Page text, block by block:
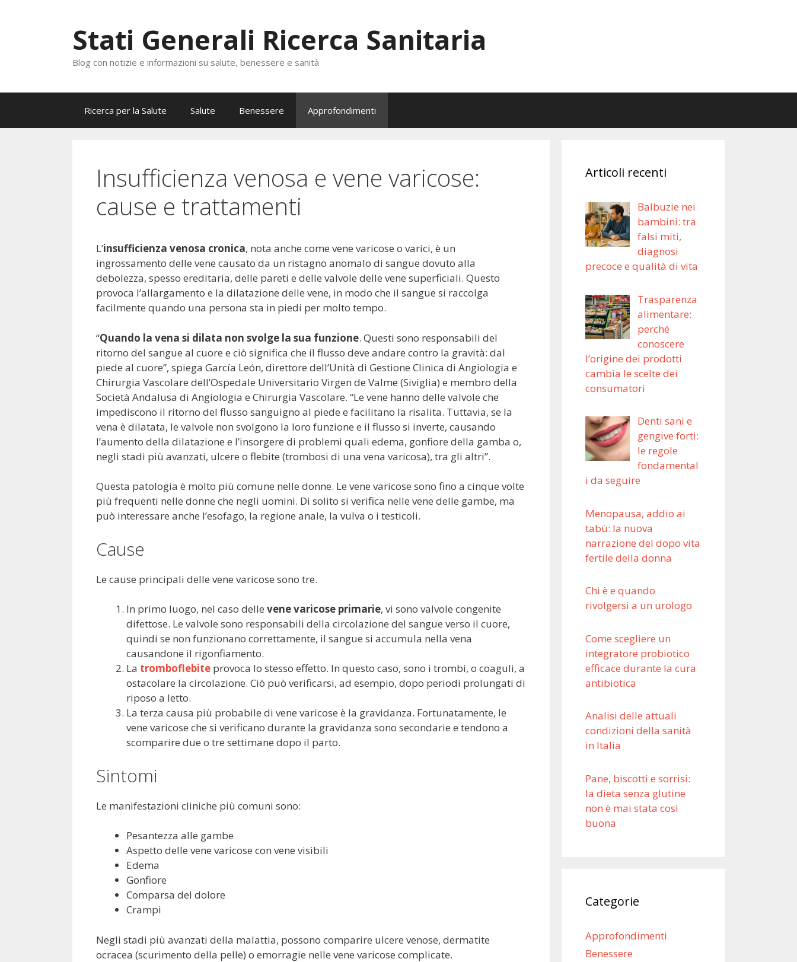
Stati Generali Ricerca Sanitaria
Blog con notizie e informazioni su salute, benessere e sanità
Ricerca per la Salute Salute Benessere Approfondimenti
Insufficienza venosa e vene varicose:
cause e trattamenti
L’insufficienza venosa cronica, nota anche come vene varicose o varici, è un
ingrossamento delle vene causato da un ristagno anomalo di sangue dovuto alla
debolezza, spesso ereditaria, delle pareti e delle valvole delle vene superficiali. Questo
provoca l’allargamento e la dilatazione delle vene, in modo che il sangue si raccolga
facilmente quando una persona sta in piedi per molto tempo.
“Quando la vena si dilata non svolge la sua funzione. Questi sono responsabili del
ritorno del sangue al cuore e ciò significa che il flusso deve andare contro la gravità: dal
piede al cuore”, spiega García León, direttore dell’Unità di Gestione Clinica di Angiologia e
Chirurgia Vascolare dell’Ospedale Universitario Virgen de Valme (Siviglia) e membro della
Società Andalusa di Angiologia e Chirurgia Vascolare. “Le vene hanno delle valvole che
impediscono il ritorno del flusso sanguigno al piede e facilitano la risalita. Tuttavia, se la
vena è dilatata, le valvole non svolgono la loro funzione e il flusso si inverte, causando
l’aumento della dilatazione e l’insorgere di problemi quali edema, gonfiore della gamba o,
negli stadi più avanzati, ulcere o flebite (trombosi di una vena varicosa), tra gli altri”.
Questa patologia è molto più comune nelle donne. Le vene varicose sono fino a cinque volte
più frequenti nelle donne che negli uomini. Di solito si verifica nelle vene delle gambe, ma
può interessare anche l’esofago, la regione anale, la vulva o i testicoli.
Cause
Le cause principali delle vene varicose sono tre.
In primo luogo, nel caso delle vene varicose primarie, vi sono valvole congenite
difettose. Le valvole sono responsabili della circolazione del sangue verso il cuore,
quindi se non funzionano correttamente, il sangue si accumula nella vena
causandone il rigonfiamento.
La tromboflebite provoca lo stesso effetto. In questo caso, sono i trombi, o coaguli, a
ostacolare la circolazione. Ciò può verificarsi, ad esempio, dopo periodi prolungati di
riposo a letto.
La terza causa più probabile di vene varicose è la gravidanza. Fortunatamente, le
vene varicose che si verificano durante la gravidanza sono secondarie e tendono a
scomparire due o tre settimane dopo il parto.
Sintomi
Le manifestazioni cliniche più comuni sono:
Pesantezza alle gambe
Aspetto delle vene varicose con vene visibili
Edema
Gonfiore
Comparsa del dolore
Crampi
Negli stadi più avanzati della malattia, possono comparire ulcere venose, dermatite
ocracea (scurimento della pelle) o emorragie nelle vene varicose complicate.
Articoli recenti
Balbuzie nei
bambini: tra
falsi miti,
diagnosi
precoce e qualità di vita
Trasparenza
alimentare:
perché
conoscere
l’origine dei prodotti
cambia le scelte dei
consumatori
Denti sani e
gengive forti:
le regole
fondamental
i da seguire
Menopausa, addio ai
tabù: la nuova
narrazione del dopo vita
fertile della donna
Chi è e quando
rivolgersi a un urologo
Come scegliere un
integratore probiotico
efficace durante la cura
antibiotica
Analisi delle attuali
condizioni della sanità
in Italia
Pane, biscotti e sorrisi:
la dieta senza glutine
non è mai stata così
buona
Categorie
Approfondimenti
Benessere